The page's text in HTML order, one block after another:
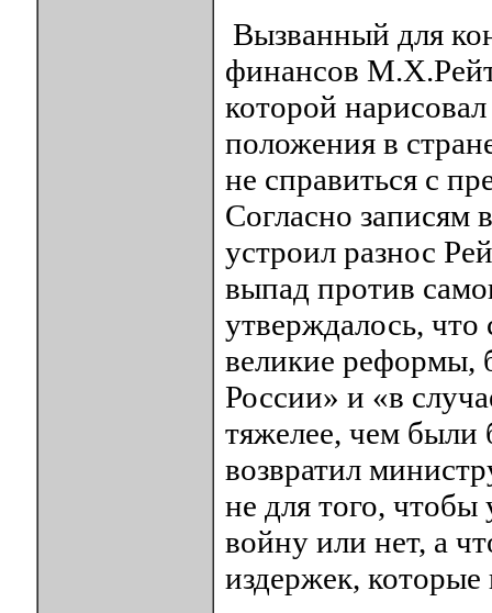
Вызванный для
финансов
которой
положения в
не справиться с
Согласно записям
устроил разнос
выпад против
утверждалось, что
великие реформы,
России» и «в
тяжелее, чем
возвратил
не для того, чтобы
войну или нет, а
издержек, которые